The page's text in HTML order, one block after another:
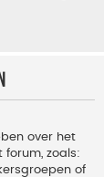
over het
zoals:
of